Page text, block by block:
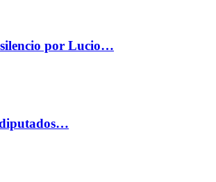
por Lucio…
diputados…